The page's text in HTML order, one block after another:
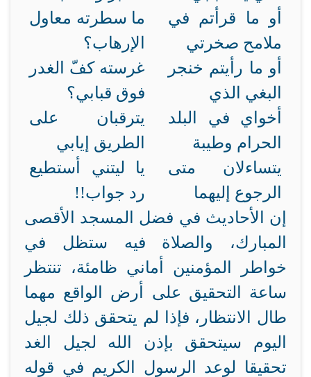
أو ما قرأتم في
ملامح صخرتي
ما سطرته معاول
الإرهاب؟
أو ما رأيتم خنجر
البغي الذي
غرسته كفّ الغدر
فوق قبابي؟
أخواي في البلد
الحرام وطيبة
يترقبان على
الطريق إيابي
يتساءلان متى
الرجوع إليهما
يا ليتني أستطيع
رد جواب!!
إن الأحاديث في فضل المسجد الأقصى
المبارك، والصلاة فيه ستظل في
خواطر المؤمنين أماني ظامئة، تنتظر
ساعة التحقيق على أرض الواقع مهما
طال الانتظار، فإذا لم يتحقق ذلك لجيل
اليوم سيتحقق بإذن الله لجيل الغد
تحقيقا لوعد الرسول الكريم في قوله